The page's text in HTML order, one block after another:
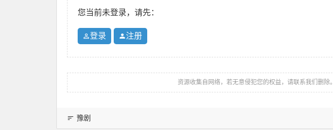
您当前未登录，请先：
登录 注册
资源收集自网络，若无意侵犯您的权益，请联系我们删除。
豫剧